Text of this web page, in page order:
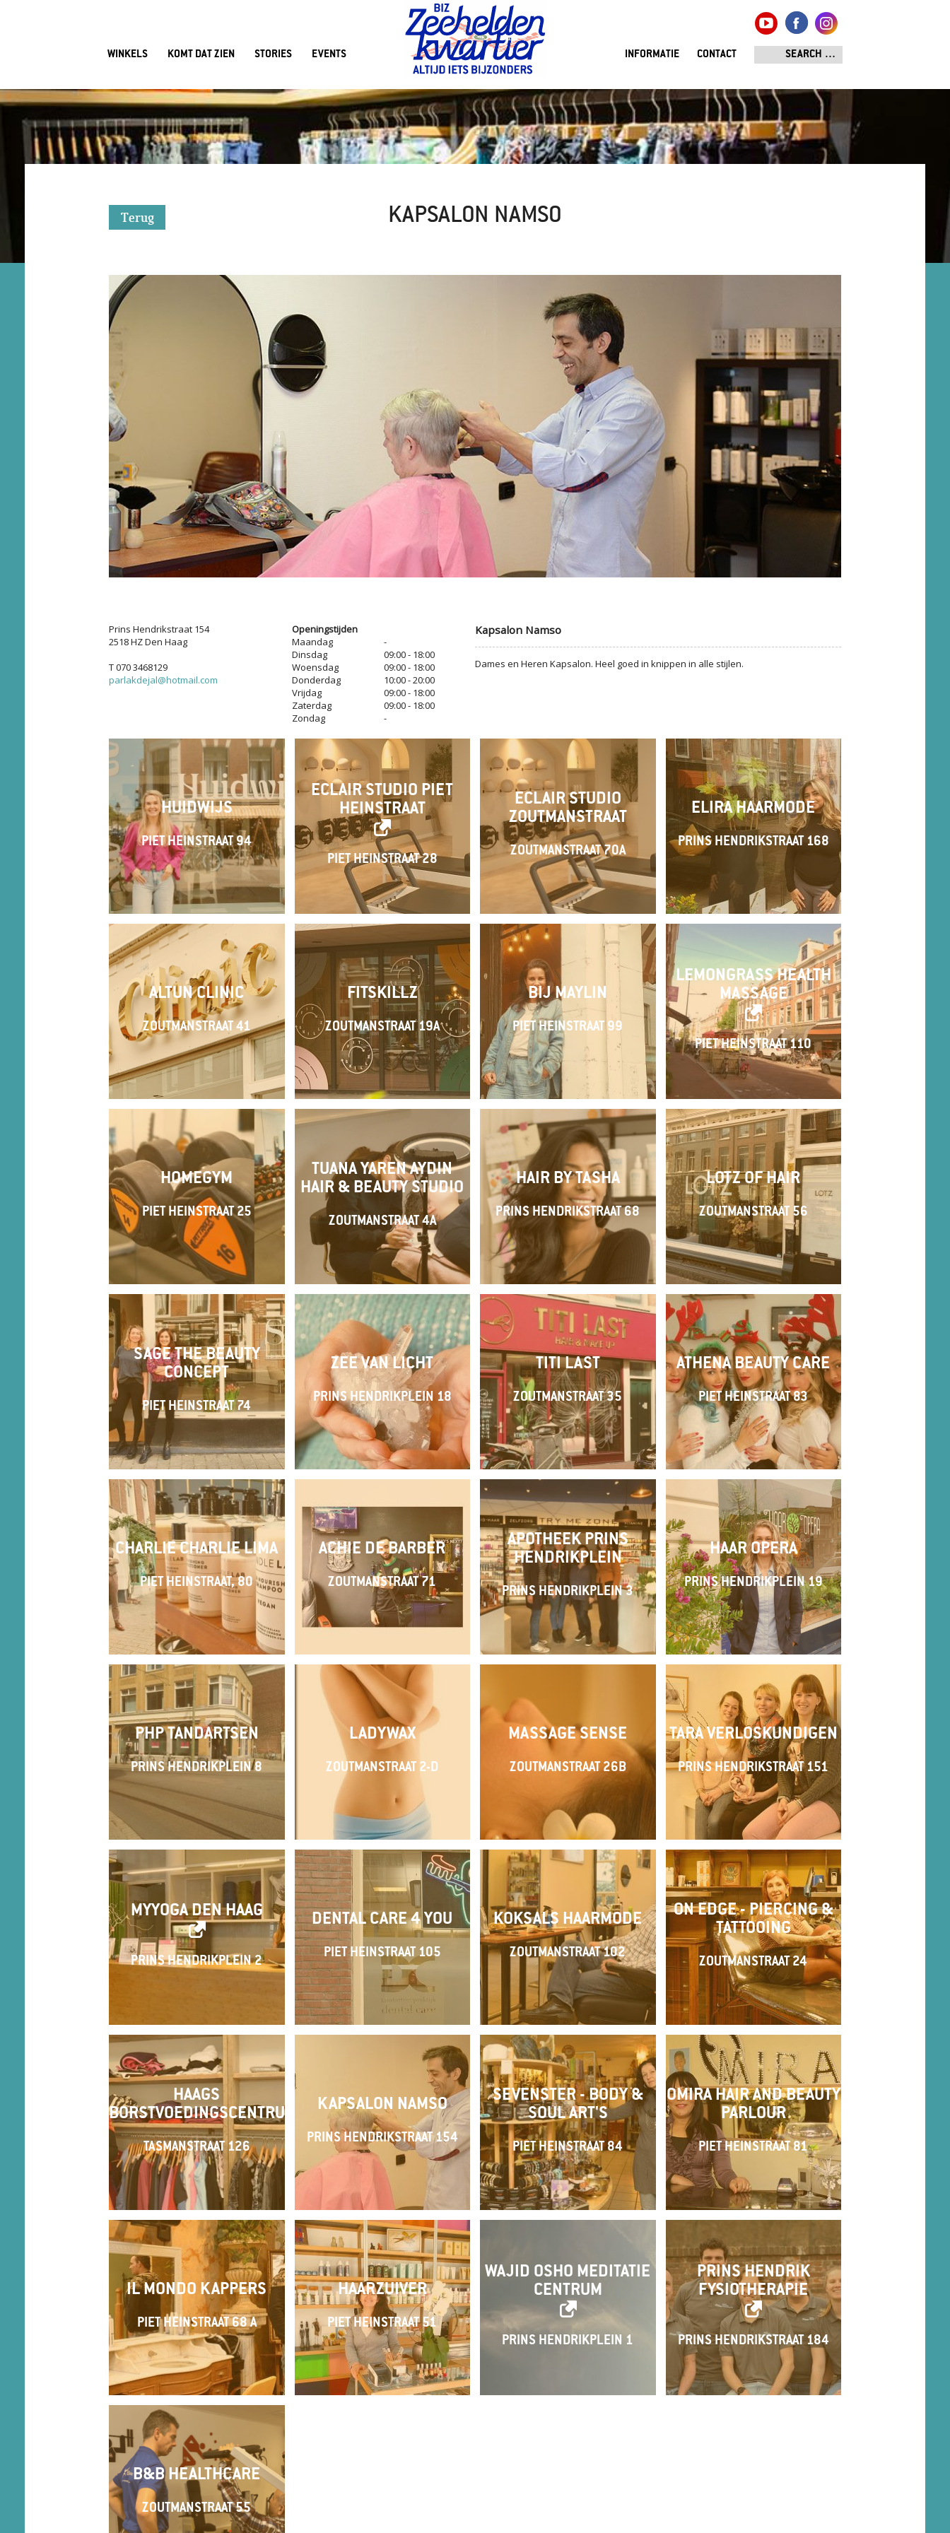
INFORMATIE CONTACT
WINKELS KOMT DAT ZIEN STORIES EVENTS
KAPSALON NAMSO
Terug
Kapsalon Namso
Dames en Heren Kapsalon. Heel goed in knippen in alle stijlen.
Prins Hendrikstraat 154
2518 HZ Den Haag
T 070 3468129
parlakdejal@hotmail.com
Openingstijden
Maandag
-
Dinsdag
09:00 - 18:00
Woensdag
09:00 - 18:00
Donderdag
10:00 - 20:00
Vrijdag
09:00 - 18:00
Zaterdag
09:00 - 18:00
Zondag
-
HUIDWIJS
PIET HEINSTRAAT 94
ECLAIR STUDIO PIET
HEINSTRAAT
PIET HEINSTRAAT 28
ECLAIR STUDIO
ZOUTMANSTRAAT
ZOUTMANSTRAAT 70A
ELIRA HAARMODE
PRINS HENDRIKSTRAAT 168
ALTUN CLINIC
ZOUTMANSTRAAT 41
FITSKILLZ
ZOUTMANSTRAAT 19A
BIJ MAYLIN
PIET HEINSTRAAT 99
LEMONGRASS HEALTH
MASSAGE
PIET HEINSTRAAT 110
HOMEGYM
PIET HEINSTRAAT 25
TUANA YAREN AYDIN
HAIR & BEAUTY STUDIO
ZOUTMANSTRAAT 4A
HAIR BY TASHA
PRINS HENDRIKSTRAAT 68
LOTZ OF HAIR
ZOUTMANSTRAAT 56
SAGE THE BEAUTY
CONCEPT
PIET HEINSTRAAT 74
ZEE VAN LICHT
PRINS HENDRIKPLEIN 18
TITI LAST
ZOUTMANSTRAAT 35
ATHENA BEAUTY CARE
PIET HEINSTRAAT 83
CHARLIE CHARLIE LIMA
PIET HEINSTRAAT, 80
ACHIE DE BARBER
ZOUTMANSTRAAT 71
APOTHEEK PRINS
HENDRIKPLEIN
PRINS HENDRIKPLEIN 3
HAAR OPERA
PRINS HENDRIKPLEIN 19
PHP TANDARTSEN
PRINS HENDRIKPLEIN 8
LADYWAX
ZOUTMANSTRAAT 2-D
MASSAGE SENSE
ZOUTMANSTRAAT 26B
TARA VERLOSKUNDIGEN
PRINS HENDRIKSTRAAT 151
MYYOGA DEN HAAG
PRINS HENDRIKPLEIN 2
DENTAL CARE 4 YOU
PIET HEINSTRAAT 105
KOKSALS HAARMODE
ZOUTMANSTRAAT 102
ON EDGE - PIERCING &
TATTOOING
ZOUTMANSTRAAT 24
HAAGS
BORSTVOEDINGSCENTRUM
TASMANSTRAAT 126
KAPSALON NAMSO
PRINS HENDRIKSTRAAT 154
SEVENSTER - BODY &
SOUL ART'S
PIET HEINSTRAAT 84
OMIRA HAIR AND BEAUTY
PARLOUR
PIET HEINSTRAAT 81
IL MONDO KAPPERS
PIET HEINSTRAAT 68 A
HAARZUIVER
PIET HEINSTRAAT 51
WAJID OSHO MEDITATIE
CENTRUM
PRINS HENDRIKPLEIN 1
PRINS HENDRIK
FYSIOTHERAPIE
PRINS HENDRIKSTRAAT 184
B&B HEALTHCARE
ZOUTMANSTRAAT 55